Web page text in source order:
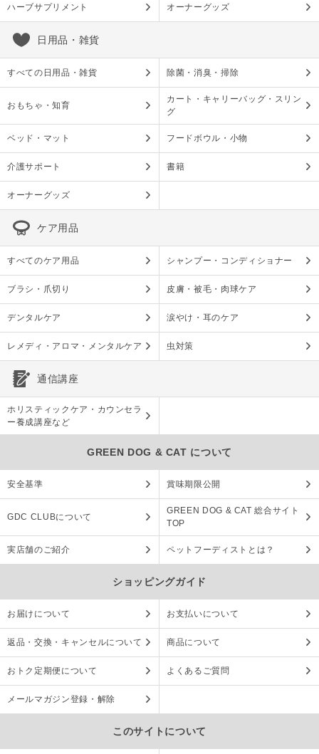
ハーブサプリメント オーナーグッズ
日用品・雑貨
すべての日用品・雑貨 除菌・消臭・掃除
おもちゃ・知育
カート・キャリーバッグ・スリン
グ
ベッド・マット フードボウル・小物
介護サポート 書籍
オーナーグッズ
ケア用品
すべてのケア用品 シャンプー・コンディショナー
ブラシ・爪切り 皮膚・被毛・肉球ケア
デンタルケア 涙やけ・耳のケア
レメディ・アロマ・メンタルケア 虫対策
通信講座
ホリスティックケア・カウンセラ
ー養成講座など
GREEN DOG & CAT について
安全基準 賞味期限公開
GDC CLUBについて
GREEN DOG & CAT 総合サイト
TOP
実店舗のご紹介 ペットフーディストとは？
ショッピングガイド
お届けについて お支払いについて
返品・交換・キャンセルについて 商品について
おトク定期便について よくあるご質問
メールマガジン登録・解除
このサイトについて